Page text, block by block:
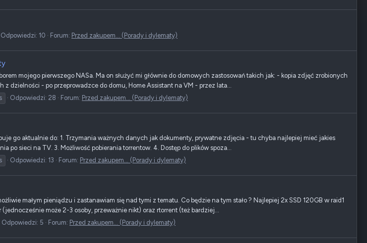
Odpowiedzi: 10 Forum: Przed zakupem... (Porady i dylematy)
mojego pierwszego NASa. Ma on służyć mi głównie do domowych zastosowań takich jak: - kopia zdjęć zrobionych
dzielności - po przeprowadzce do domu, Home Assistant na VM - przez lata...
Odpowiedzi: 28 Forum: Przed zakupem... (Porady i dylematy)
go aktualnie do: 1. Trzymania ważnych danych jak dokumenty, prywatne zdjęcia - tu chyba najlepiej mieć jakies
po sieci na TV. 3. Możliwość pobierania torrentow. 4. Dostęp do plików spoza...
Odpowiedzi: 13 Forum: Przed zakupem... (Porady i dylematy)
małym pieniądzu i zastanawiam się nad tymi z tematu. Co będzie na tym stało ? Najlepiej 2x SSD 120GB w raid1
(jednocześnie może 2-3 osoby, przeważnie nikt) oraz rtorrent (też bardziej...
Odpowiedzi: 5 Forum: Przed zakupem... (Porady i dylematy)